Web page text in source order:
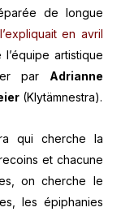
de longue
en avril
artistique
par Adrianne
(Klytämnestra).
qui cherche la
et chacune
on cherche le
les épiphanies